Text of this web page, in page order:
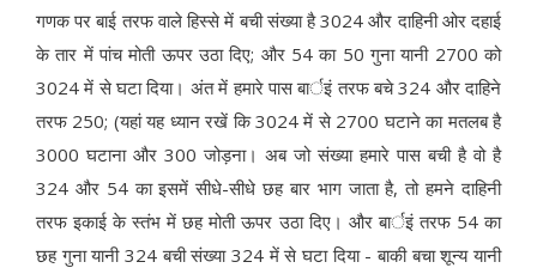
गणक पर बाई तरफ वाले हिस्से में बची संख्या है 3024 और दाहिनी ओर दहाई
के तार में पांच मोती ऊपर उठा दिए; और 54 का 50 गुना यानी 2700 को
3024 में से घटा दिया। अंत में हमारे पास बार्इं तरफ बचे 324 और दाहिने
तरफ 250; (यहां यह ध्यान रखें कि 3024 में से 2700 घटाने का मतलब है
3000 घटाना और 300 जोड़ना। अब जो संख्या हमारे पास बची है वो है
324 और 54 का इसमें सीधे-सीधे छह बार भाग जाता है, तो हमने दाहिनी
तरफ इकाई के स्तंभ में छह मोती ऊपर उठा दिए। और बार्इं तरफ 54 का
छह गुना यानी 324 बची संख्या 324 में से घटा दिया - बाकी बचा शून्य यानी